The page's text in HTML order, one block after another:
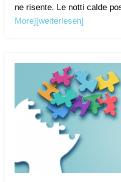
ne risente. Le notti calde
More][weiterlesen]